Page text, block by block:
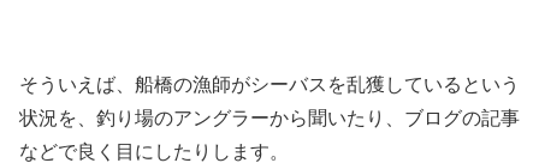
そういえば、船橋の漁師がシーバスを乱獲しているという
状況を、釣り場のアングラーから聞いたり、ブログの記事
などで良く目にしたりします。